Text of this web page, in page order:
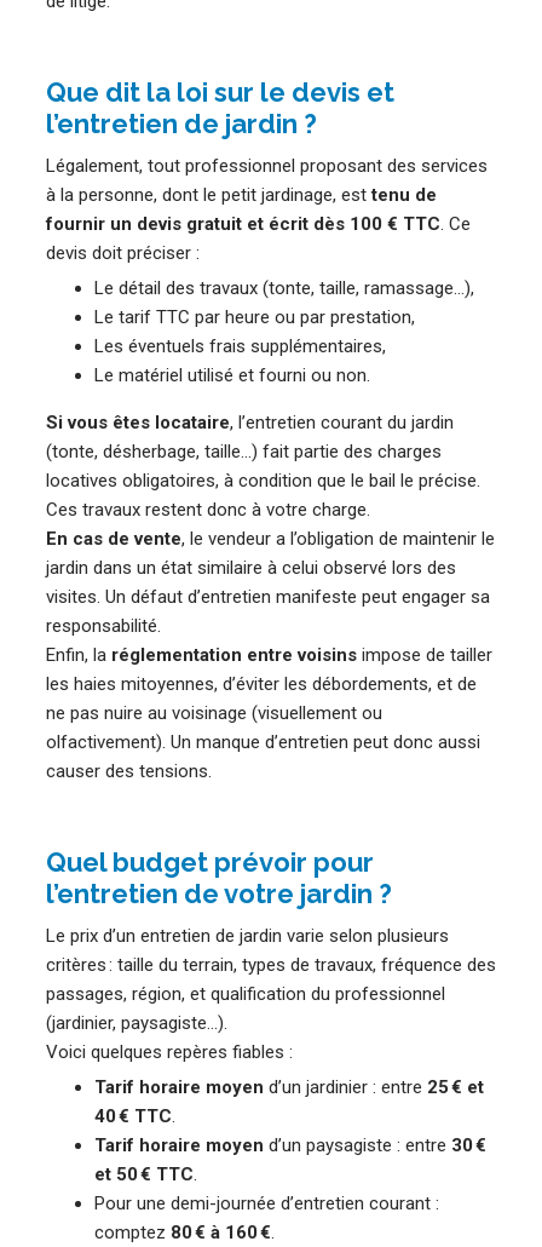
Que dit la loi sur le devis et
l’entretien de jardin ?
Légalement, tout professionnel proposant des services
à la personne, dont le petit jardinage, esttenu de
fournir un devis gratuit et écrit dès 100 € TTC. Ce
devis doit préciser :
Le détail des travaux (tonte, taille, ramassage…),
Le tarif TTC par heure ou par prestation,
Les éventuels frais supplémentaires,
Le matériel utilisé et fourni ou non.
Si vous êtes locataire, l’entretien courant du jardin
(tonte, désherbage, taille…) fait partie des charges
locatives obligatoires, à condition que le bail le précise.
Ces travaux restent donc à votre charge.
En cas de vente, le vendeur a l’obligation de maintenir le
jardin dans un état similaire à celui observé lors des
visites. Un défaut d’entretien manifeste peut engager sa
responsabilité.
Enfin, la réglementation entre voisins impose de tailler
les haies mitoyennes, d’éviter les débordements, et de
ne pas nuire au voisinage (visuellement ou
olfactivement). Un manque d’entretien peut donc aussi
causer des tensions.
Quel budget prévoir pour
l’entretien de votre jardin ?
Le prix d’un entretien de jardin varie selon plusieurs
critères : taille du terrain, types de travaux, fréquence des
passages, région, et qualification du professionnel
(jardinier, paysagiste…).
Voici quelques repères fiables :
Tarif horaire moyen d’un jardinier : entre 25 € et
40 € TTC.
Tarif horaire moyen d’un paysagiste : entre 30 €
et 50 € TTC.
Pour une demi-journée d’entretien courant :
comptez 80 € à 160 €.